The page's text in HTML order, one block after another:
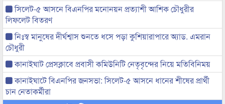
সিলেট-৫ আসনে বিএনপির মনোনয়ন প্রত্যাশী আশিক চৌধুরীর
লিফলেট বিতরণ
নিঃস্ব মানুষের দীর্ঘশ্বাস শুনতে ধসে পড়া কুশিয়ারাপারে অ্যাড. এমরান
চৌধুরী
কানাইঘাট প্রেসক্লাবে প্রবাসী কমিউনিটি নেতৃবৃন্দের নিয়ে মতিবিনিময়
কানাইঘাটে বিএনপির জনসভা: সিলেট-৫ আসনে ধানের শীষের প্রার্থী
চান নেতাকর্মীরা